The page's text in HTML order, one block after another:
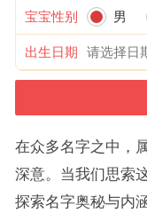
宝宝性别 男
出生日期
在众多名字之中，
深意。当我们思索
探索名字奥秘与内